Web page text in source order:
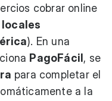
cobrar online
). En una
PagoFácil , se
para completar el
a la